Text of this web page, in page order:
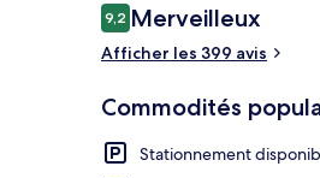
Avis
9,29,2 sur 10 –
Merveilleux
Afficher les 399 avis
Commodités
Stationnement